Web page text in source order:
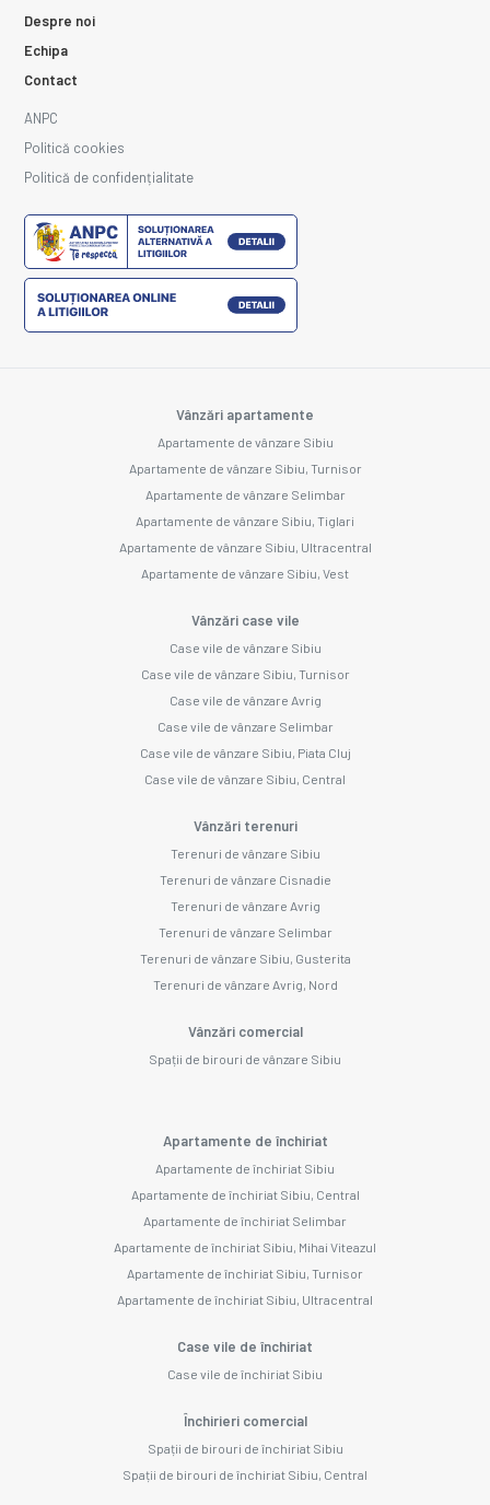
Despre noi
Echipa
Contact
ANPC
Politică cookies
Politică de confidențialitate
Vânzări apartamente
Apartamente de vânzare Sibiu
Apartamente de vânzare Sibiu, Turnisor
Apartamente de vânzare Selimbar
Apartamente de vânzare Sibiu, Tiglari
Apartamente de vânzare Sibiu, Ultracentral
Apartamente de vânzare Sibiu, Vest
Vânzări case vile
Case vile de vânzare Sibiu
Case vile de vânzare Sibiu, Turnisor
Case vile de vânzare Avrig
Case vile de vânzare Selimbar
Case vile de vânzare Sibiu, Piata Cluj
Case vile de vânzare Sibiu, Central
Vânzări terenuri
Terenuri de vânzare Sibiu
Terenuri de vânzare Cisnadie
Terenuri de vânzare Avrig
Terenuri de vânzare Selimbar
Terenuri de vânzare Sibiu, Gusterita
Terenuri de vânzare Avrig, Nord
Vânzări comercial
Spații de birouri de vânzare Sibiu
Apartamente de închiriat
Apartamente de închiriat Sibiu
Apartamente de închiriat Sibiu, Central
Apartamente de închiriat Selimbar
Apartamente de închiriat Sibiu, Mihai Viteazul
Apartamente de închiriat Sibiu, Turnisor
Apartamente de închiriat Sibiu, Ultracentral
Case vile de închiriat
Case vile de închiriat Sibiu
Închirieri comercial
Spații de birouri de închiriat Sibiu
Spații de birouri de închiriat Sibiu, Central